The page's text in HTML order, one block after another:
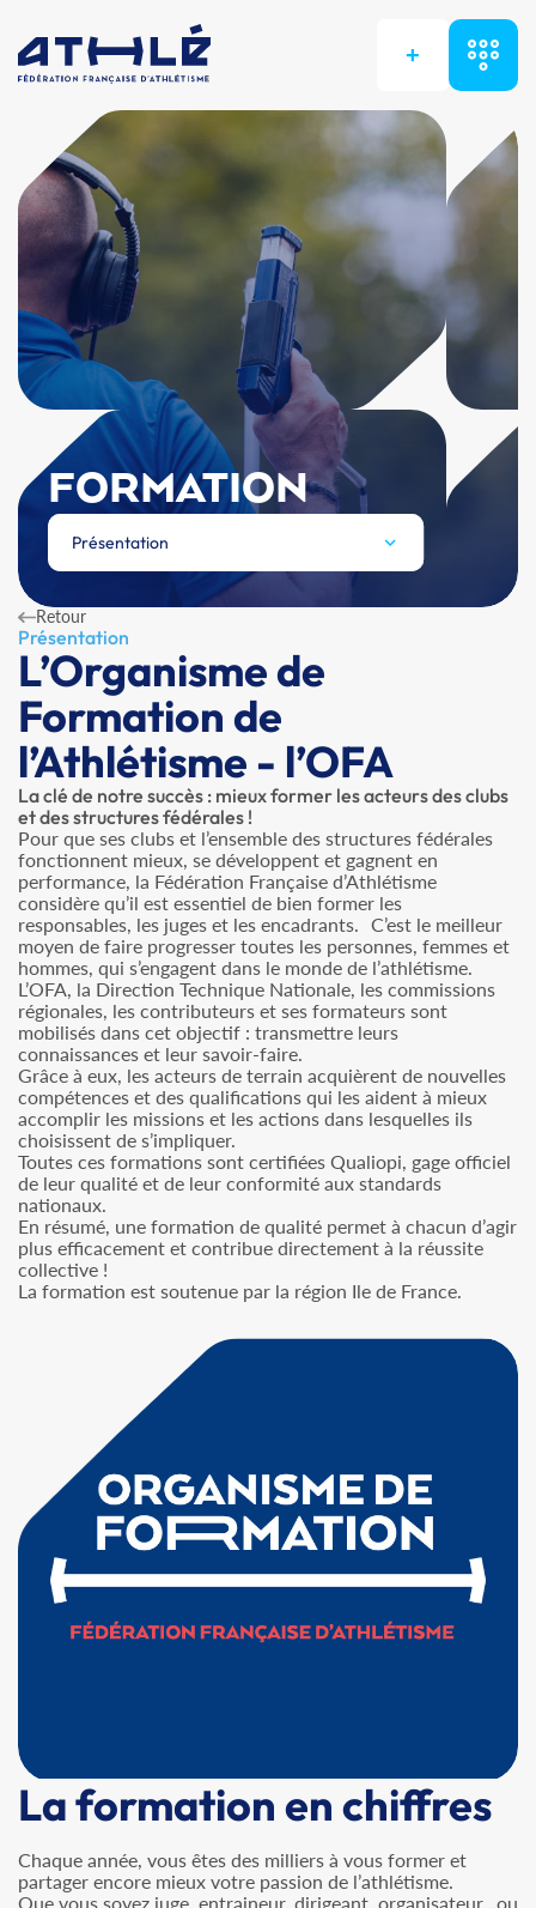
+
FORMATION
Présentation
Retour
Présentation
L’Organisme de
Formation de
l’Athlétisme - l’OFA
La clé de notre succès : mieux former les acteurs des clubs
et des structures fédérales !
Pour que ses clubs et l’ensemble des structures fédérales
fonctionnent mieux, se développent et gagnent en
performance, la Fédération Française d’Athlétisme
considère qu’il est essentiel de bien former les
responsables, les juges et les encadrants. C’est le meilleur
moyen de faire progresser toutes les personnes, femmes et
hommes, qui s’engagent dans le monde de l’athlétisme.
L’OFA, la Direction Technique Nationale, les commissions
régionales, les contributeurs et ses formateurs sont
mobilisés dans cet objectif : transmettre leurs
connaissances et leur savoir-faire.
Grâce à eux, les acteurs de terrain acquièrent de nouvelles
compétences et des qualifications qui les aident à mieux
accomplir les missions et les actions dans lesquelles ils
choisissent de s’impliquer.
Toutes ces formations sont certifiées Qualiopi, gage officiel
de leur qualité et de leur conformité aux standards
nationaux.
En résumé, une formation de qualité permet à chacun d’agir
plus efficacement et contribue directement à la réussite
collective !
La formation est soutenue par la région Ile de France.
La formation en chiffres
Chaque année, vous êtes des milliers à vous former et
partager encore mieux votre passion de l’athlétisme.
Que vous soyez juge, entraineur, dirigeant, organisateur…ou